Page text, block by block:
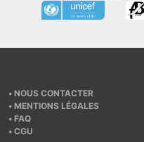
NOUS CONTACTER
MENTIONS LÉGALES
FAQ
CGU